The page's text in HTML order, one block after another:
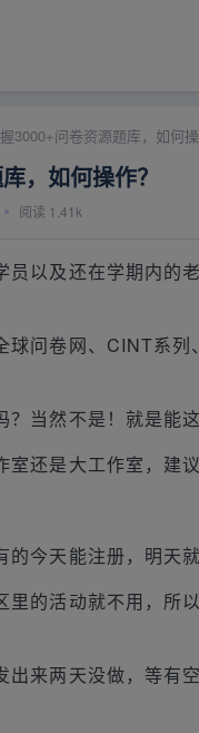
3000+问卷资源题库，如何操
，如何操作？
阅读 1.41k
员以及还在学期内的
球问卷网、CINT系
当然不是！就是能
还是大工作室，建
今天能注册，明天就
里的活动就不用，所
出来两天没做，等有